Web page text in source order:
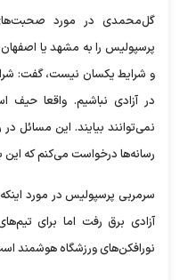
گل‌محمدی در مورد صحبت‌های
پرسپولیس را به مشهد یا اصفهان
و شرایط یکسان نیست، گفت:
در آزادی نباشیم. واقعا
نمی‌توانند بیایند. این مسائل
رسانه‌ها درخواست می‌کنم که این
سرمربی پرسپولیس در مورد
آزادی برق رفت اما برای
نورافکن‌های ورزشگاه هوشمند